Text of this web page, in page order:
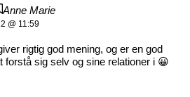
Anne Marie
@ 11:59
rigtig god mening, og er en god
forstå sig selv og sine relationer i 😀